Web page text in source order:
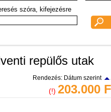
szóra, kifejezésre
repülős utak
Rendezés: Dátum szerint
(!) 203.000